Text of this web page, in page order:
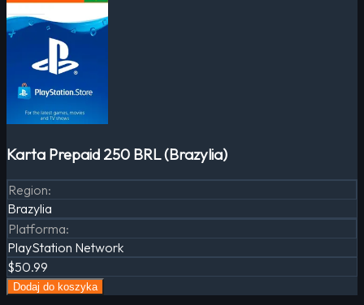
Karta Prepaid 250 BRL (Brazylia)
Region:
Brazylia
Platforma:
PlayStation Network
$50.99
Dodaj do koszyka